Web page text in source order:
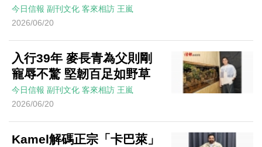
今日信報 副刊文化 客來相訪 王嵐
2026/06/20
入行39年 麥長青為父則剛
寵辱不驚 堅韌百足如野草
今日信報 副刊文化 客來相訪 王嵐
2026/06/20
Kamel解碼正宗「卡巴萊」